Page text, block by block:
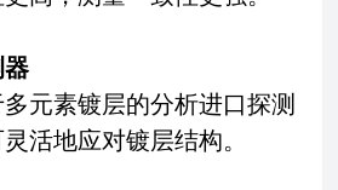
器
元素镀层的分析进口探测
活地应对镀层结构。